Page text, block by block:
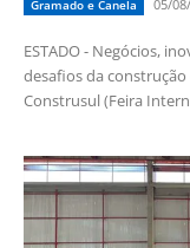
Gramado e Canela 05/
ESTADO - Negócios,
desafios da
Construsul (Feira